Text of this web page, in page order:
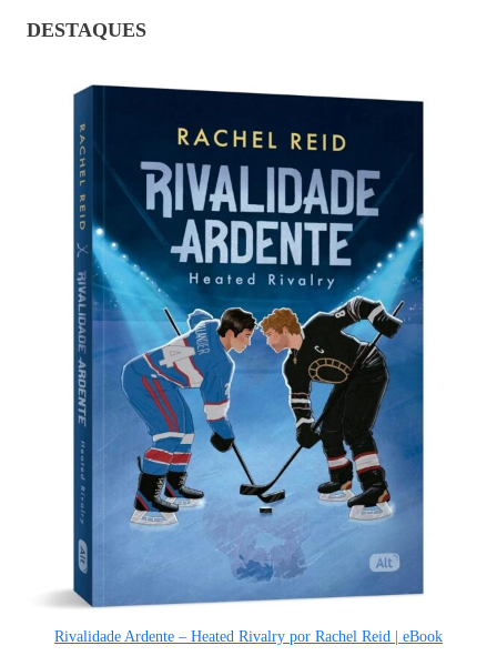
DESTAQUES
Rivalidade Ardente – Heated Rivalry por Rachel Reid | eBook